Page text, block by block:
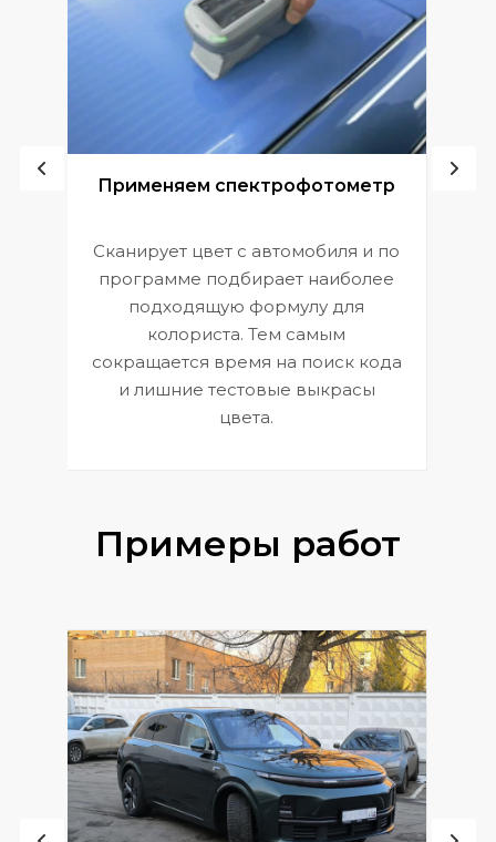
Применяем спектрофотометр
Сканирует цвет с автомобиля и по
программе подбирает наиболее
подходящую формулу для
колориста. Тем самым
сокращается время на поиск кода
и лишние тестовые выкрасы
цвета.
Примеры работ